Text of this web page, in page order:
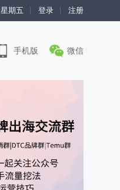
星期五 登录 注册
手机版 微信